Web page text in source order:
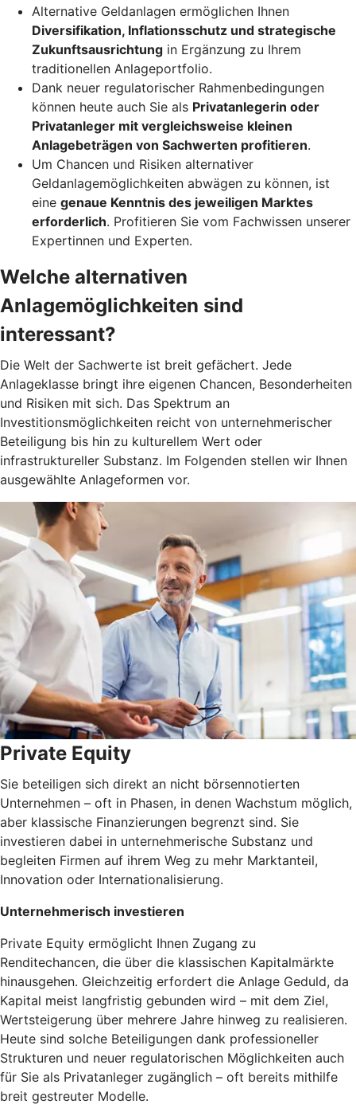
Alternative Geldanlagen ermöglichen Ihnen
Diversifikation, Inflationsschutz und strategische
Zukunftsausrichtung in Ergänzung zu Ihrem
traditionellen Anlageportfolio.
Dank neuer regulatorischer Rahmenbedingungen
können heute auch Sie als Privatanlegerin oder
Privatanleger mit vergleichsweise kleinen
Anlagebeträgen von Sachwerten profitieren.
Um Chancen und Risiken alternativer
Geldanlagemöglichkeiten abwägen zu können, ist
eine genaue Kenntnis des jeweiligen Marktes
erforderlich. Profitieren Sie vom Fachwissen unserer
Expertinnen und Experten.
Welche alternativen
Anlagemöglichkeiten sind
interessant?
Die Welt der Sachwerte ist breit gefächert. Jede
Anlageklasse bringt ihre eigenen Chancen, Besonderheiten
und Risiken mit sich. Das Spektrum an
Investitionsmöglichkeiten reicht von unternehmerischer
Beteiligung bis hin zu kulturellem Wert oder
infrastruktureller Substanz. Im Folgenden stellen wir Ihnen
ausgewählte Anlageformen vor.
Private Equity
Sie beteiligen sich direkt an nicht börsennotierten
Unternehmen – oft in Phasen, in denen Wachstum möglich,
aber klassische Finanzierungen begrenzt sind. Sie
investieren dabei in unternehmerische Substanz und
begleiten Firmen auf ihrem Weg zu mehr Marktanteil,
Innovation oder Internationalisierung.
Unternehmerisch investieren
Private Equity ermöglicht Ihnen Zugang zu
Renditechancen, die über die klassischen Kapitalmärkte
hinausgehen. Gleichzeitig erfordert die Anlage Geduld, da
Kapital meist langfristig gebunden wird – mit dem Ziel,
Wertsteigerung über mehrere Jahre hinweg zu realisieren.
Heute sind solche Beteiligungen dank professioneller
Strukturen und neuer regulatorischen Möglichkeiten auch
für Sie als Privatanleger zugänglich – oft bereits mithilfe
breit gestreuter Modelle.